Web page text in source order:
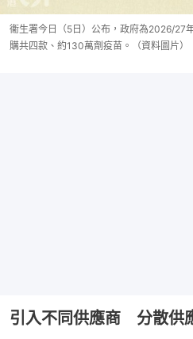
衞生署今日（5日）公布，政府為2026/27
購共四款、約130萬劑疫苗。（資料圖片）
引入不同供應商 分散供